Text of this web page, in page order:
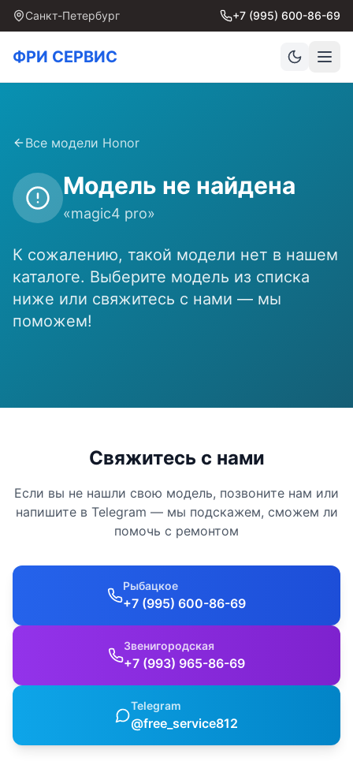
Санкт-Петербург +7 (995) 600-86-69
ФРИ СЕРВИС
Все модели Honor
Модель не найдена
«magic4 pro»
К сожалению, такой модели нет в нашем
каталоге. Выберите модель из списка
ниже или свяжитесь с нами — мы
поможем!
Свяжитесь с нами
Если вы не нашли свою модель, позвоните нам или
напишите в Telegram — мы подскажем, сможем ли
помочь с ремонтом
Рыбацкое
+7 (995) 600-86-69
Звенигородская
+7 (993) 965-86-69
Telegram
@free_service812